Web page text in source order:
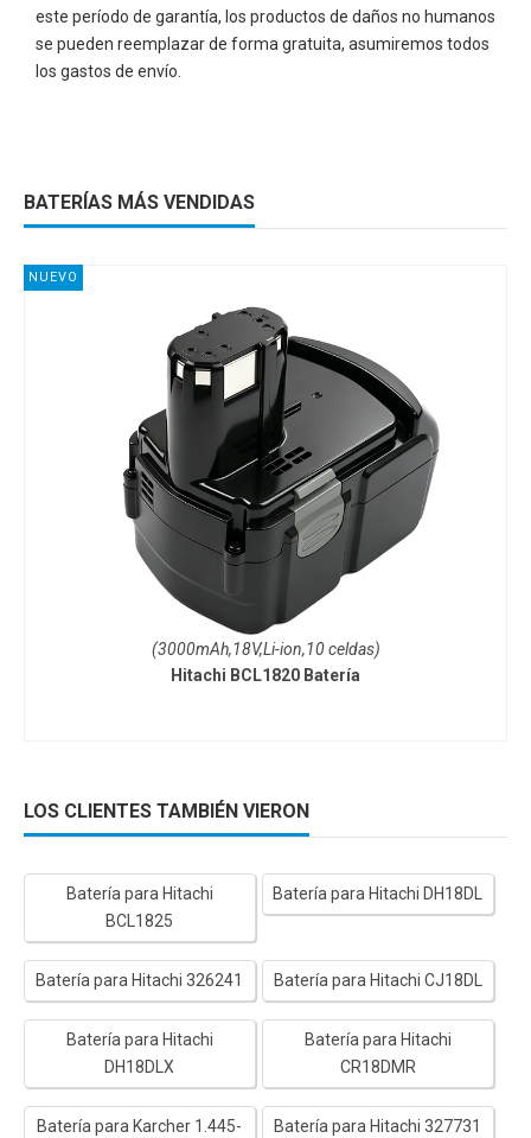
este período de garantía, los productos de daños no humanos
se pueden reemplazar de forma gratuita, asumiremos todos
los gastos de envío.
BATERÍAS MÁS VENDIDAS
NUEVO
(3000mAh,18V,Li-ion,10 celdas)
Hitachi BCL1820 Batería
LOS CLIENTES TAMBIÉN VIERON
Batería para Hitachi
BCL1825
Batería para Hitachi DH18DL
Batería para Hitachi 326241 Batería para Hitachi CJ18DL
Batería para Hitachi
DH18DLX
Batería para Hitachi
CR18DMR
Batería para Karcher 1.445-
Batería para Hitachi 327731